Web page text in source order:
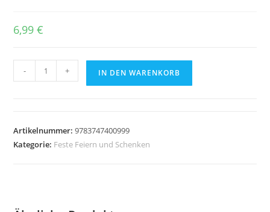
6,99€
-
nicht
glücklich
- + IN DEN WARENKORB
Artikelnummer:9783747400999
Kategorie: Feste Feiern und Schenken